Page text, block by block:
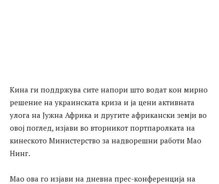
Кина ги поддржува сите напори што водат кон мирно
решение на украинската криза и ја цени активната
улога на Јужна Африка и другите африкански земји во
овој поглед, изјави во вторникот портпаролката на
кинеското Министерство за надворешни работи Мао
Нинг.
Мао ова го изјави на дневна прес-конференција на